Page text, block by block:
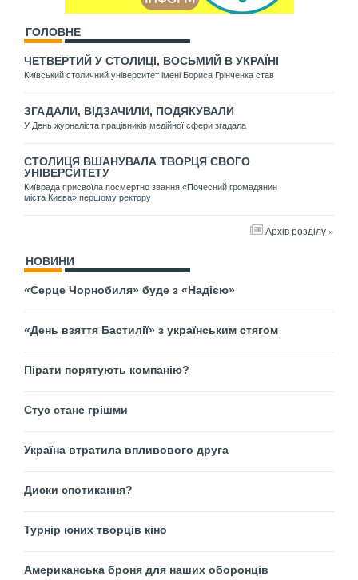
ГОЛОВНЕ
ЧЕТВЕРТИЙ У СТОЛИЦІ, ВОСЬМИЙ В УКРАЇНІ
Київський столичний університет імені Бориса Грінченка став
ЗГАДАЛИ, ВІДЗАЧИЛИ, ПОДЯКУВАЛИ
У День журналіста працівників медійної сфери згадала
СТОЛИЦЯ ВШАНУВАЛА ТВОРЦЯ СВОГО
УНІВЕРСИТЕТУ
Київрада присвоїла посмертно звання «Почесний громадянин
міста Києва» першому ректору
Архів розділу »
НОВИНИ
«Серце Чорнобиля» буде з «Надією»
«День взяття Бастилії» з українським стягом
Пірати порятують компанію?
Стус стане грішми
Україна втратила впливового друга
Диски спотикання?
Турнір юних творців кіно
Американська броня для наших оборонців